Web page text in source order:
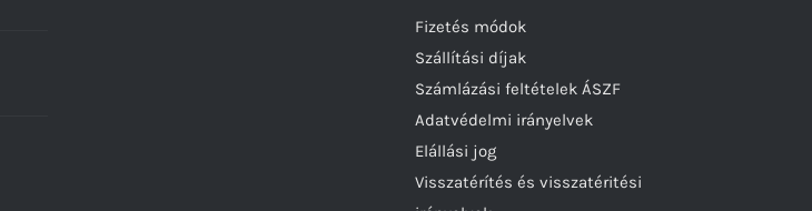
Fizetés módok
Szállítási díjak
Számlázási feltételek ÁSZF
Adatvédelmi irányelvek
Elállási jog
Visszatérítés és visszatéritési